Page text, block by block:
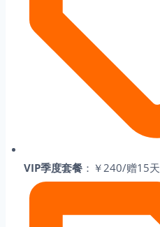
VIP季度套餐 ：￥240/赠15天